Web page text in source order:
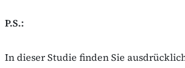
P.S.:
In dieser Studie finden Sie